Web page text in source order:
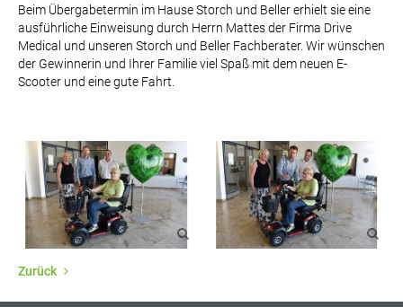
Beim Übergabetermin im Hause Storch und Beller erhielt sie eine
ausführliche Einweisung durch Herrn Mattes der Firma Drive
Medical und unseren Storch und Beller Fachberater. Wir wünschen
der Gewinnerin und Ihrer Familie viel Spaß mit dem neuen E-
Scooter und eine gute Fahrt.
Zurück